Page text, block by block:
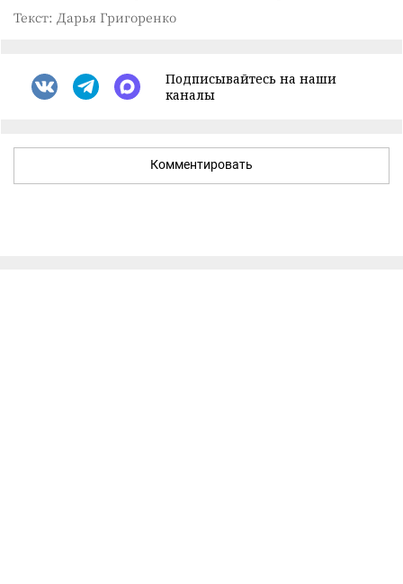
Текст: Дарья Григоренко
Подписывайтесь на наши
каналы
Комментировать